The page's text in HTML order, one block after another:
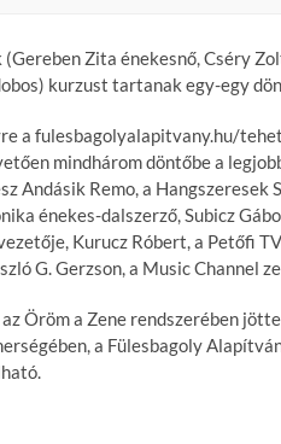
(Gereben Zita énekesnő, Cséry
kurzust tartanak egy-egy
a fulesbagolyalapitvany.hu/
mindhárom döntőbe a
Andásik Remo, a
énekes-dalszerző, Subicz
Kurucz Róbert, a Petőfi
G. Gerzson, a Music Channel
Öröm a Zene rendszerében
a Fülesbagoly